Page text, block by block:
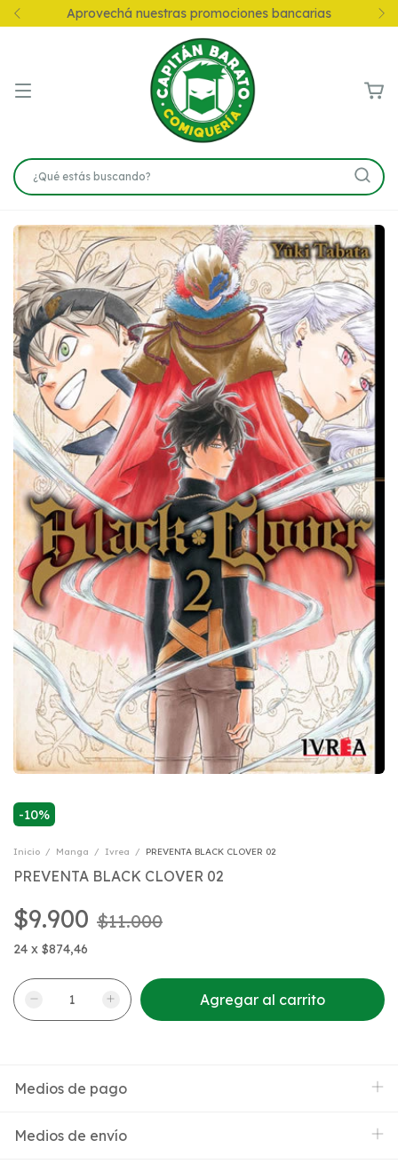
promociones bancarias 10%
-10%
Inicio / Manga / Ivrea / PREVENTA BLACK CLOVER 02
PREVENTA BLACK CLOVER 02
$9.900 $11.000
24 x $874,46
Medios de pago
Medios de envío